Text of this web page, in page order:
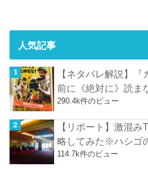
人気記事
【ネタバレ解説】
前に《絶対に》読ま
290.4k件のビュー
【リポート】激混
略してみた※ハシゴ
114.7k件のビュー